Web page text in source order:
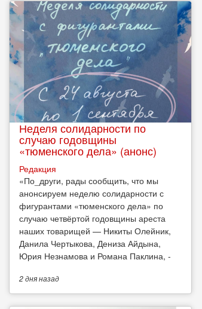
Неделя солидарности по
случаю годовщины
«тюменского дела» (анонс)
Редакция
​«По_други, рады сообщить, что мы
анонсируем неделю солидарности с
фигурантами «тюменского дела» по
случаю четвёртой годовщины ареста
наших товарищей — Никиты Олейник,
Данила Чертыкова, Дениза Айдына,
Юрия Незнамова и Романа Паклина, -
2 дняназад